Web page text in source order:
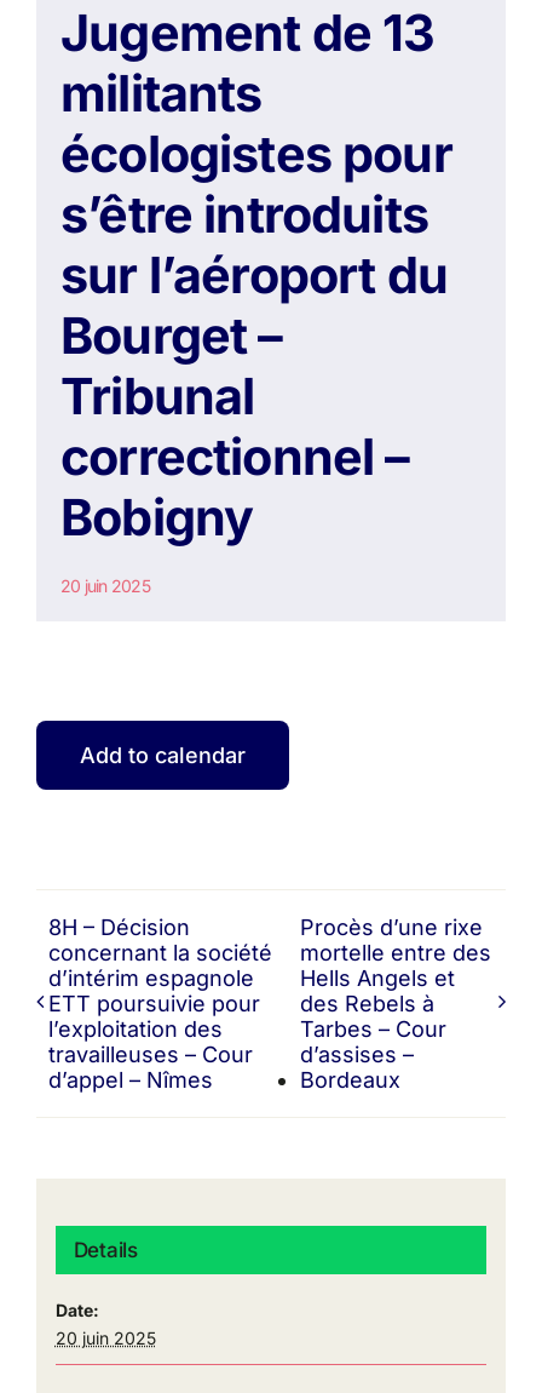
Jugement de 13
militants
écologistes pour
s’être introduits
sur l’aéroport du
Bourget –
Tribunal
correctionnel –
Bobigny
20 juin 2025
Add to calendar
8H – Décision
concernant la société
d’intérim espagnole
ETT poursuivie pour
l’exploitation des
travailleuses – Cour
d’appel – Nîmes
Procès d’une rixe
mortelle entre des
Hells Angels et
des Rebels à
Tarbes – Cour
d’assises –
Bordeaux
Details
Date:
20 juin 2025